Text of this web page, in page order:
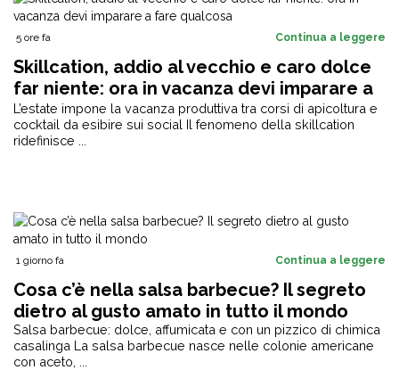
5 ore fa Continua a leggere
Skillcation, addio al vecchio e caro dolce
far niente: ora in vacanza devi imparare a
fare qualcosa
L’estate impone la vacanza produttiva tra corsi di apicoltura e
cocktail da esibire sui social Il fenomeno della skillcation
ridefinisce ...
1 giorno fa Continua a leggere
Cosa c’è nella salsa barbecue? Il segreto
dietro al gusto amato in tutto il mondo
Salsa barbecue: dolce, affumicata e con un pizzico di chimica
casalinga La salsa barbecue nasce nelle colonie americane
con aceto, ...